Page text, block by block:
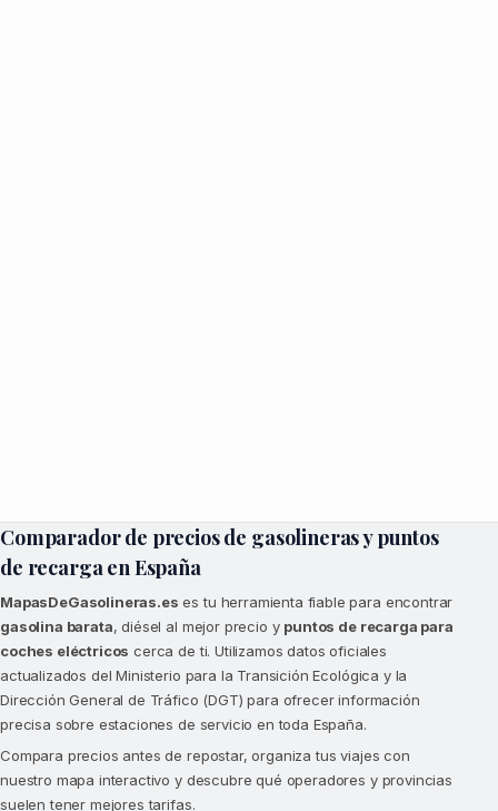
Comparador de precios de gasolineras y puntos
de recarga en España
MapasDeGasolineras.es es tu herramienta fiable para encontrar
gasolina barata, diésel al mejor precio y puntos de recarga para
coches eléctricos cerca de ti. Utilizamos datos oficiales
actualizados del Ministerio para la Transición Ecológica y la
Dirección General de Tráfico (DGT) para ofrecer información
precisa sobre estaciones de servicio en toda España.
Compara precios antes de repostar, organiza tus viajes con
nuestro mapa interactivo y descubre qué operadores y provincias
suelen tener mejores tarifas.